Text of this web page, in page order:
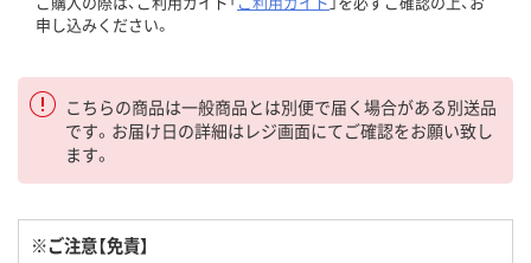
申し込みください。
こちらの商品は一般商品とは別便で届く場合がある別送品
です。お届け日の詳細はレジ画面にてご確認をお願い致し
ます。
※ご注意【免責】